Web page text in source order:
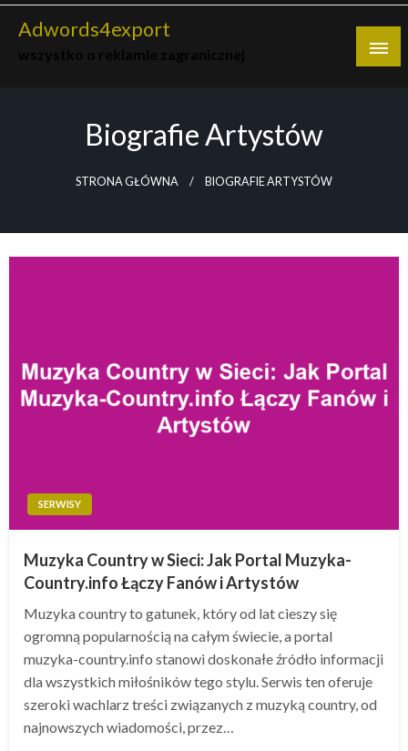
Skip
Adwords4export
Biografie Artystów
STRONA GŁÓWNA BIOGRAFIE ARTYSTÓW
SERWISY
Muzyka Country w Sieci: Jak Portal Muzyka-
Country.info Łączy Fanów i Artystów
Muzyka country to gatunek, który od lat cieszy się
ogromną popularnością na całym świecie, a portal
muzyka-country.info stanowi doskonałe źródło informacji
dla wszystkich miłośników tego stylu. Serwis ten oferuje
szeroki wachlarz treści związanych z muzyką country, od
najnowszych wiadomości, przez…